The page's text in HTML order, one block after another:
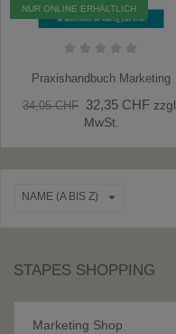
STAPES SHOPPING
Marketing Shop
NUR ONLINE ERHÄLTLICH
Praxishandbuch Marketing
34,05 CHF 32,35 CHF zzgl.
MwSt.
NAME (A BIS Z) 